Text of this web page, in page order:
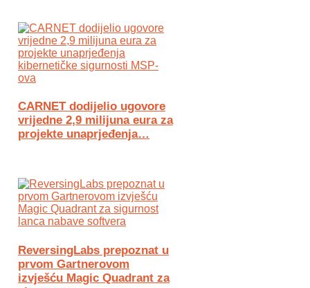
CARNET dodijelio ugovore
vrijedne 2,9 milijuna eura za
projekte unaprjeđenja…
ReversingLabs prepoznat u
prvom Gartnerovom
izvješću Magic Quadrant za